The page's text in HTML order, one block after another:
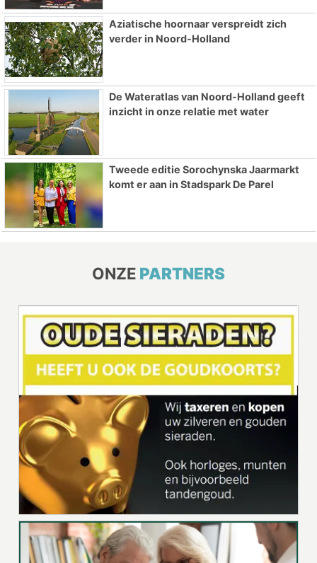
Aziatische hoornaar verspreidt zich
verder in Noord-Holland
De Wateratlas van Noord-Holland geeft
inzicht in onze relatie met water
Tweede editie Sorochynska Jaarmarkt
komt er aan in Stadspark De Parel
ONZE PARTNERS